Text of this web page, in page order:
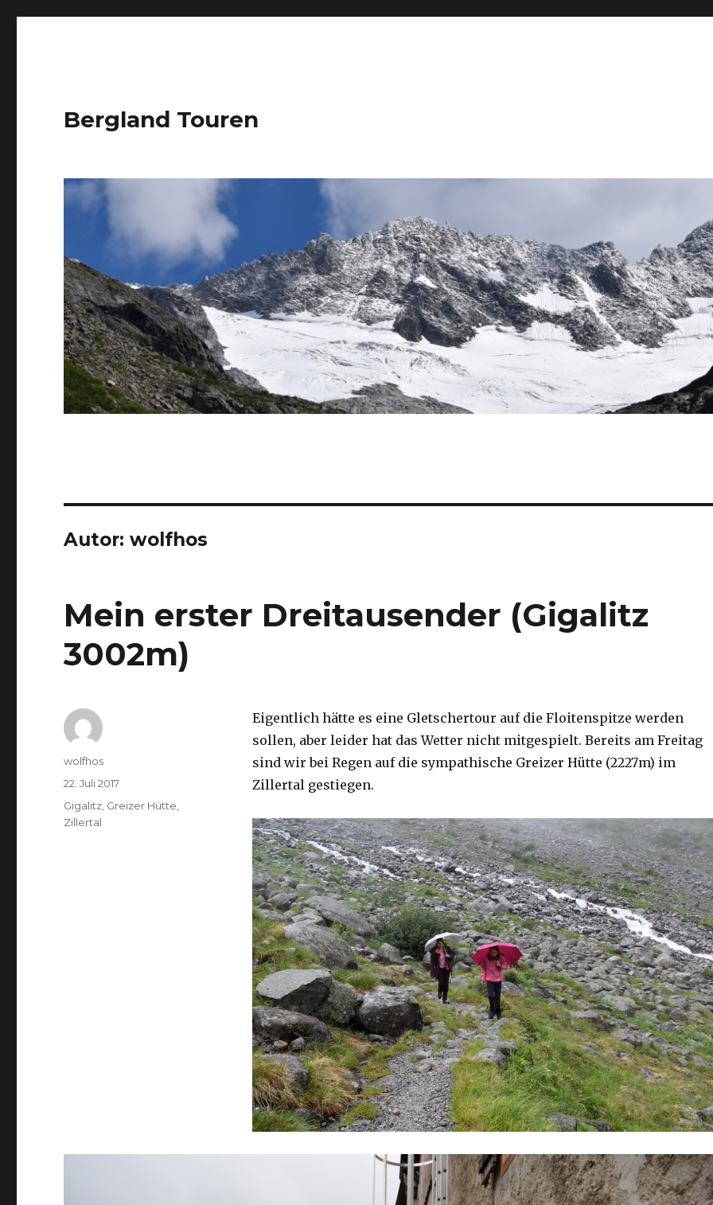
Bergland Touren
Autor:wolfhos
Mein erster Dreitausender (Gigalitz
3002m)
Eigentlich hätte es eine Gletschertour auf die Floitenspitze werden
sollen, aber leider hat das Wetter nicht mitgespielt. Bereits am Freitag
sind wir bei Regen auf die sympathische Greizer Hütte (2227m) im
Zillertal gestiegen.
Autor
wolfhos
Veröffentlicht
am
22. Juli 2017
Schlagwörter
Gigalitz Greizer Hütte
Zillertal